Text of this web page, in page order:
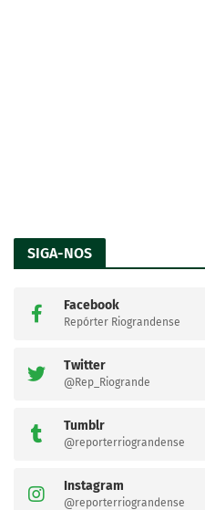
SIGA-NOS
Facebook
Repórter Riograndense
Twitter
@Rep_Riogrande
Tumblr
@reporterriograndense
Instagram
@reporterriograndense